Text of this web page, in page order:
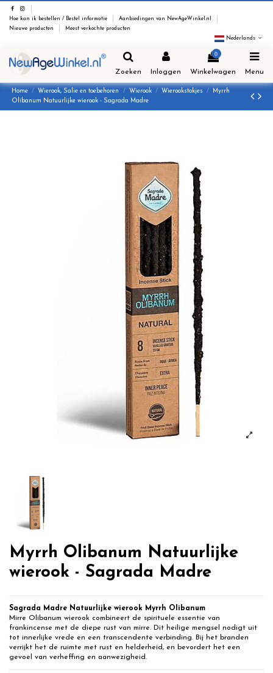
Hoe kan ik bestellen / Bestel informatie
Aanbiedingen van NewAgeWinkel.nl
Nieuwe producten
Meest verkochte producten
Nederlands
Zoeken Inloggen
0
Winkelwagen Menu
Home Wierook, Salie en toebehoren Wierook Wierookstokjes
Myrrh
Olibanum Natuurlijke wierook - Sagrada Madre
Myrrh Olibanum Natuurlijke
wierook - Sagrada Madre
Sagrada Madre Natuurlijke wierook Myrrh Olibanum
Mirre Olibanum wierook combineert de spirituele essentie van
frankincense met de diepe rust van mirre. Dit heilige mengsel nodigt uit
tot innerlijke vrede en een transcendente verbinding. Bij het branden
verrijkt het de ruimte met rust en helderheid, en bevordert het een
gevoel van verheffing en aanwezigheid.